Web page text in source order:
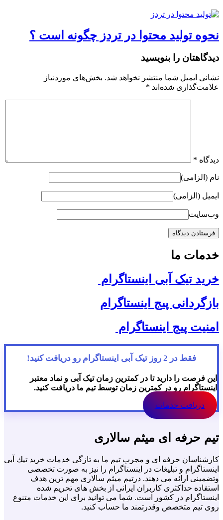
نحوه تولید محتوا در تردز چگونه است ؟
دیدگاهتان را بنویسید
نشانی ایمیل شما منتشر نخواهد شد. بخش‌های موردنیاز
علامت‌گذاری شده‌اند *
دیدگاه *
نام (الزامی)
ایمیل (الزامی)
وب‌سایت
خدمات ما
خرید تیک آبی اینستاگرام
بازگردانی پیج اینستاگرام
امنیت پیج اینستاگرام
فقط در 2 روز تیک آبی اینستاگرام رو دریافت کنید!
این فرصت را دارید تا در کمترین زمان تیک آبی و نماد معتبر
اینستاگرام رو در کمترین زمان توسط تیم ما دریافت کنید.
دریافت خدمات
تیم حرفه ای میثم سالاری
كارشناسان حرفه اى و مجرب تيم ما به تازگى خدمات خريد تيك آبى
اينستاگرام و تبليغات در اينستاگرام را نيز به صورت تخصصى
وتضمينى ارائه مى دهند. درتيم ميثم سالارى مهم ترين هدف
استفاده حداكثرى كاربران ايرانى از بخش هاى تحريم شده
اينستاگرام در كشور است. شما مى توانيد براى اين خدمات متنوع
روى تيم متخصص وقدرتمند ما حساب كنيد.